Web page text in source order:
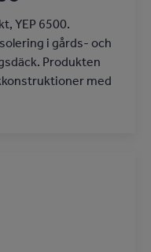
YEP 6500.
i gårds- och
Produkten
med